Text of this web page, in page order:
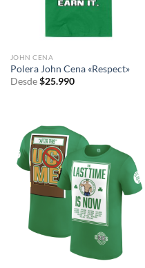
JOHN CENA
Polera John Cena «Respect»
Desde $25.990